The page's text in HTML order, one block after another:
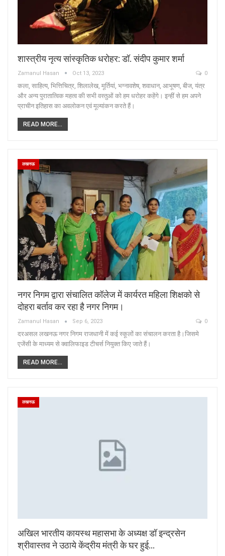
शास्त्रीय नृत्य सांस्कृतिक धरोहर: डॉ. संदीप कुमार शर्मा
Zamanul Hasan Oct 13, 2023 0
कला, साहित्य, भित्तिचित्र, शिलालेख, मूर्तियां, भग्नावशेष, शवाधान, आभूषण, बीज, यंत्र
और अन्य पुरातात्विक महत्व की सभी वस्तुओं को हम धरोहर कहेंगे। इन्हीं से हम अपने
प्राचीन इतिहास का अवलोकन एवं मूल्यांकन करते हैं।
READ MORE...
लखनऊ
नगर निगम द्वारा संचालित कॉलेज में कार्यरत महिला शिक्षको से
दोहरा बर्ताव कर रहा है नगर निगम।
Zamanul Hasan Sep 6, 2023 0
दरअसल लखनऊ नगर निगम राजधानी में कई स्कूलों का संचालन करता है।जिसमे
एजेंसी के माध्यम से क्वालिफाइड टीचर्स नियुक्त किए जाते हैं।
READ MORE...
लखनऊ
अखिल भारतीय कायस्थ महासभा के अध्यक्ष डॉ इन्द्रसेन
श्रीवास्तव ने उठाये केंद्रीय मंत्री के घर हुई…